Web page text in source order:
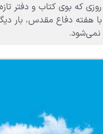
که بوی کتاب و دفتر
هفته دفاع مقدس، بار
نمی‌شود.